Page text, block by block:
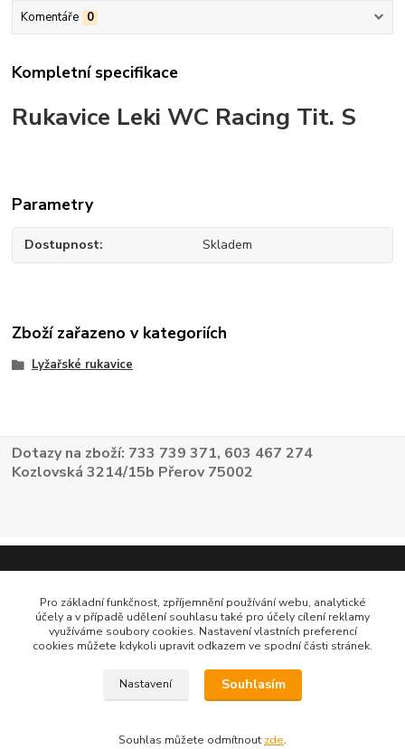
Komentáře 0
Kompletní specifikace
Rukavice Leki WC Racing Tit. S
Parametry
Dostupnost Skladem
Zboží zařazeno v kategoriích
Lyžařské rukavice
Dotazy na zboží: 733 739 371, 603 467 274
Kozlovská 3214/15b Přerov 75002
Pro základní funkčnost, zpříjemnění používání webu, analytické
účely a v případě udělení souhlasu také pro účely cílení reklamy
využíváme soubory cookies. Nastavení vlastních preferencí
cookies můžete kdykoli upravit odkazem ve spodní části stránek.
Nastavení Souhlasím
Souhlas můžete odmítnout zde.